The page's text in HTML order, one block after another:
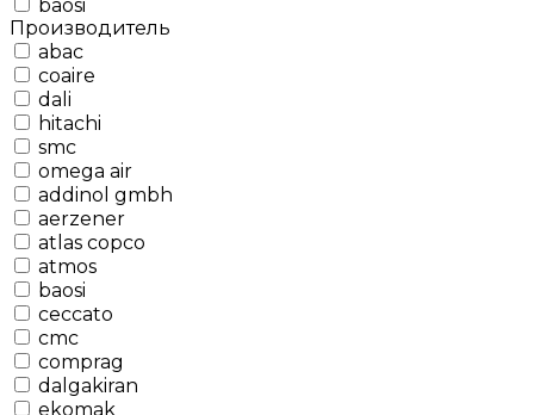
baosi
Производитель
abac
coaire
dali
hitachi
smc
omega air
addinol gmbh
aerzener
atlas copco
atmos
baosi
ceccato
cmc
comprag
dalgakiran
ekomak